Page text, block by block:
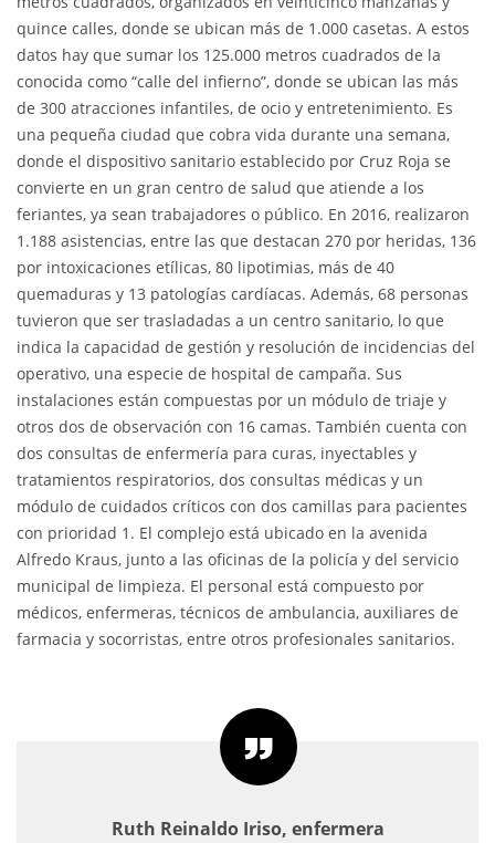
quince calles, donde se ubican más de 1.000 casetas. A estos
datos hay que sumar los 125.000 metros cuadrados de la
conocida como “calle del infierno”, donde se ubican las más
de 300 atracciones infantiles, de ocio y entretenimiento. Es
una pequeña ciudad que cobra vida durante una semana,
donde el dispositivo sanitario establecido por Cruz Roja se
convierte en un gran centro de salud que atiende a los
feriantes, ya sean trabajadores o público. En 2016, realizaron
1.188 asistencias, entre las que destacan 270 por heridas, 136
por intoxicaciones etílicas, 80 lipotimias, más de 40
quemaduras y 13 patologías cardíacas. Además, 68 personas
tuvieron que ser trasladadas a un centro sanitario, lo que
indica la capacidad de gestión y resolución de incidencias del
operativo, una especie de hospital de campaña. Sus
instalaciones están compuestas por un módulo de triaje y
otros dos de observación con 16 camas. También cuenta con
dos consultas de enfermería para curas, inyectables y
tratamientos respiratorios, dos consultas médicas y un
módulo de cuidados críticos con dos camillas para pacientes
con prioridad 1. El complejo está ubicado en la avenida
Alfredo Kraus, junto a las oficinas de la policía y del servicio
municipal de limpieza. El personal está compuesto por
médicos, enfermeras, técnicos de ambulancia, auxiliares de
farmacia y socorristas, entre otros profesionales sanitarios.
Ruth Reinaldo Iriso, enfermera